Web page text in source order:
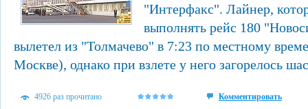
"Интерфакс". Лайнер,
выполнять рейс 180
вылетел из "Толмачево" в 7:23 по местному
Москве), однако при взлете у него загорелось
4926 раз прочитано Комментировать